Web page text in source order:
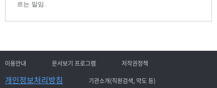
르는 말임.
이용안내 문서보기 프로그램 저작권정책
개인정보처리방침 기관소개(직원검색, 약도 등)